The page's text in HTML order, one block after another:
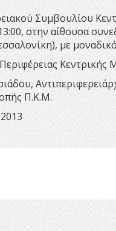
Συμβουλίου
στην αίθουσα
με
Κεντρικής
Π.Κ.Μ.